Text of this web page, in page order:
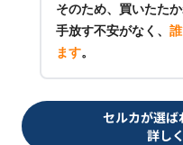
そのため、買いたた
手放す不安がなく、
ます。
セルカが選ば
詳し